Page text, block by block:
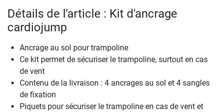
Détails de l'article : Kit d'ancrage
cardiojump
Ancrage au sol pour trampoline
Ce kit permet de sécuriser le trampoline, surtout en cas
de vent
Contenu de la livraison : 4 ancrages au sol et 4 sangles
de fixation
Piquets pour sécuriser le trampoline en cas de vent et